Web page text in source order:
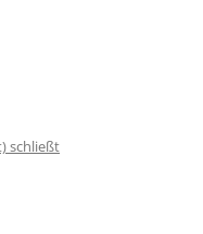
schließt